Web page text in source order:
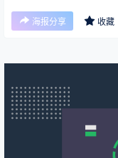
海报分享 收藏